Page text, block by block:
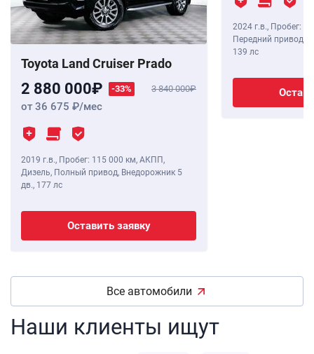
Toyota Land Cruiser Prado
2 880 000 -33% 3 840 000
от 36 675 /мес
2019 г.в., Пробег: 115 000 км, АКПП,
Дизель, Полный привод, Внедорожник 5
дв., 177 лс
Оставить заявку
2024 г.в., Пробег: 8
Передний привод,
139 лс
Все автомобили
Наши клиенты ищут